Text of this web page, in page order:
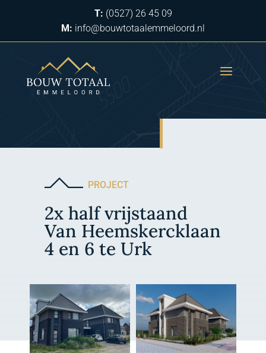
T: (0527) 26 45 09
M: info@bouwtotaalemmeloord.nl
PROJECT
2x half vrijstaand
Van Heemskercklaan
4 en 6 te Urk